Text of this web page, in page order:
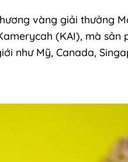
vàng giải thưởng
(KAI), mà
như Mỹ, Canada,